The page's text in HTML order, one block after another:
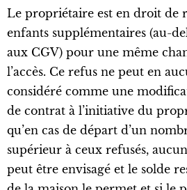
Le propriétaire est en droit de
enfants supplémentaires (au-
aux CGV) pour une même
l’accès. Ce refus ne peut en
considéré comme une
de contrat à l’initiative du
qu’en cas de départ d’un
supérieur à ceux refusés,
peut être envisagé et le solde